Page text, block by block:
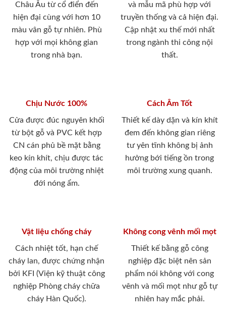
Châu Âu từ cổ điển đến
hiện đại cùng với hơn 10
màu vân gỗ tự nhiên. Phù
hợp với mọi không gian
trong nhà bạn.
và mẫu mã phù hợp với
truyền thống và cả hiện đại.
Cập nhật xu thế mới nhất
trong ngành thi công nội
thất.
Chịu Nước 100%
Cửa được đúc nguyên khối
từ bột gỗ và PVC kết hợp
CN cán phủ bề mặt bằng
keo kín khít, chịu được tác
động của môi trường nhiệt
đới nóng ẩm.
Cách Âm Tốt
Thiết kế dày dặn và kín khít
đem đến không gian riêng
tư yên tĩnh không bị ảnh
hưởng bới tiếng ồn trong
môi trường xung quanh.
Vật liệu chống cháy
Cách nhiệt tốt, hạn chế
cháy lan, được chứng nhận
bởi KFI (Viện kỹ thuật công
nghiệp Phòng cháy chữa
cháy Hàn Quốc).
Không cong vênh mối mọt
Thiết kế bằng gỗ công
nghiệp đặc biệt nên sản
phẩm nói không với cong
vênh và mối mọt như gỗ tự
nhiên hay mắc phải.